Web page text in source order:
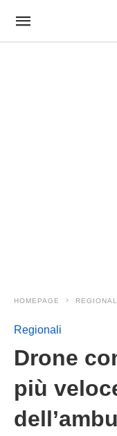
HOMEPAGE
Regionali
Drone
più